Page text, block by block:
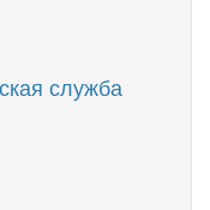
служба